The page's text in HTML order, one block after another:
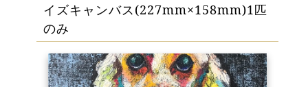
イズキャンバス(227mm×158mm)1匹
のみ